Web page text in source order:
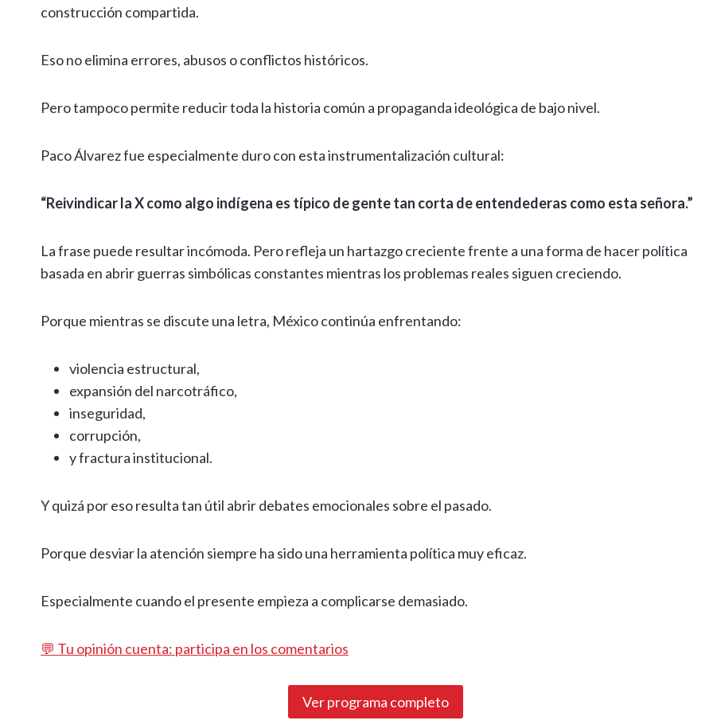
construcción compartida.
Eso no elimina errores, abusos o conflictos históricos.
Pero tampoco permite reducir toda la historia común a propaganda ideológica de bajo nivel.
Paco Álvarez fue especialmente duro con esta instrumentalización cultural:
“Reivindicar la X como algo indígena es típico de gente tan corta de entendederas como esta señora.”
La frase puede resultar incómoda. Pero refleja un hartazgo creciente frente a una forma de hacer política
basada en abrir guerras simbólicas constantes mientras los problemas reales siguen creciendo.
Porque mientras se discute una letra, México continúa enfrentando:
violencia estructural,
expansión del narcotráfico,
inseguridad,
corrupción,
y fractura institucional.
Y quizá por eso resulta tan útil abrir debates emocionales sobre el pasado.
Porque desviar la atención siempre ha sido una herramienta política muy eficaz.
Especialmente cuando el presente empieza a complicarse demasiado.
💬 Tu opinión cuenta: participa en los comentarios
Ver programa completo